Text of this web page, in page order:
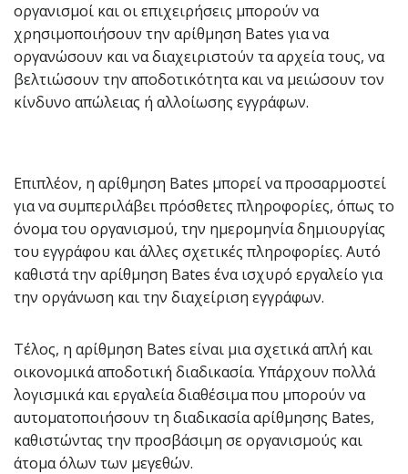
οργανισμοί και οι επιχειρήσεις μπορούν να
χρησιμοποιήσουν την αρίθμηση Bates για να
οργανώσουν και να διαχειριστούν τα αρχεία τους, να
βελτιώσουν την αποδοτικότητα και να μειώσουν τον
κίνδυνο απώλειας ή αλλοίωσης εγγράφων.
Επιπλέον, η αρίθμηση Bates μπορεί να προσαρμοστεί
για να συμπεριλάβει πρόσθετες πληροφορίες, όπως το
όνομα του οργανισμού, την ημερομηνία δημιουργίας
του εγγράφου και άλλες σχετικές πληροφορίες. Αυτό
καθιστά την αρίθμηση Bates ένα ισχυρό εργαλείο για
την οργάνωση και την διαχείριση εγγράφων.
Τέλος, η αρίθμηση Bates είναι μια σχετικά απλή και
οικονομικά αποδοτική διαδικασία. Υπάρχουν πολλά
λογισμικά και εργαλεία διαθέσιμα που μπορούν να
αυτοματοποιήσουν τη διαδικασία αρίθμησης Bates,
καθιστώντας την προσβάσιμη σε οργανισμούς και
άτομα όλων των μεγεθών.